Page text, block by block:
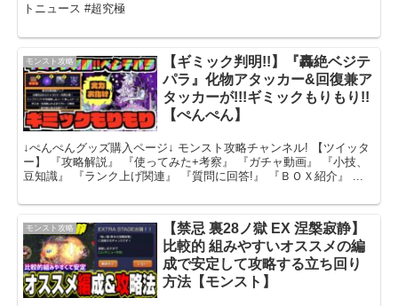
トニュース #超究極
モンスト攻略
【ギミック判明!!】『轟絶ベジテ
パラ』化物アタッカー&回復兼ア
タッカーが!!!ギミックもりもり!!
【ぺんぺん】
↓ぺんぺんグッズ購入ページ↓ モンスト攻略チャンネル! 【ツイッタ
ー】 『攻略解説』 『使ってみた+考察』 『ガチャ動画』 『小技、
豆知識』 『ランク上げ関連』 『質問に回答!』 『ＢＯＸ紹介』 ...
モンスト攻略
【禁忌 裏28ノ獄 EX 涅槃寂静】
比較的 組みやすいオススメの編
成で安定して攻略する立ち回り
方法【モンスト】